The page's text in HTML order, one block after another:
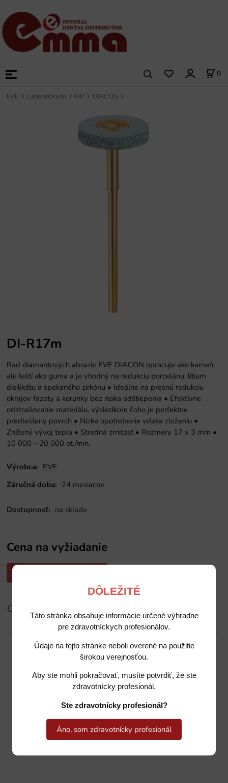
DÔLEŽITÉ
Táto stránka obsahuje informácie určené výhradne
pre zdravotníckych profesionálov.
Údaje na tejto stránke neboli overené na použitie
širokou verejnosťou.
Aby ste mohli pokračovať, musíte potvrdiť, že ste
zdravotnícky profesionál.
Ste zdravotnícky profesionál?
Áno, som zdravotnícky profesionál
0
EVE Laboratórium HP DIACON
DI-R17m
Rad diamantových abrazív EVE DIACON opracuje ako kameň,
ale leští ako guma a je vhodný na redukciu porcelánu, lítium
disilikátu a spekaného zirkónu • Ideálne na presnú redukciu
okrajov fazety a korunky bez rizika odštiepenia • Efektívne
odstraňovanie materiálu, výsledkom čoho je perfektne
predleštený povrch • Nízke opotrebenie vďaka zloženiu •
Znížený vývoj tepla • Stredná zrnitosť • Rozmery 17 x 3 mm •
10 000 – 20 000 ot./min.
Výrobca: EVE
Záručná doba: 24 mesiacov
Dostupnosť: na sklade
Cena na vyžiadanie
Popis
Potrebujete poradiť?